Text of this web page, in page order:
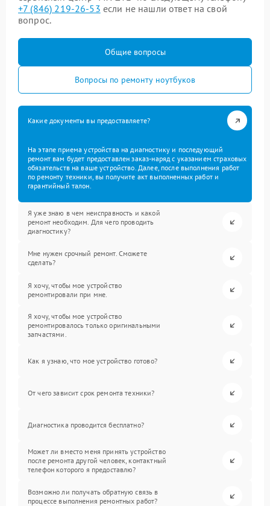
+7 (846) 219-26-53 если не нашли ответ на свой
вопрос.
Общие вопросы
Вопросы по ремонту ноутбуков
Какие документы вы предоставляете?
На этапе приема устройства на диагностику и последующий
ремонт вам будет предоставлен заказ-наряд с указанием страховых
обязательств на ваше устройство. Далее, после выполнения работ
по ремонту техники, вы получите акт выполненных работ и
гарантийный талон.
Я уже знаю в чем неисправность и какой
ремонт необходим. Для чего проводить
диагностику?
Мне нужен срочный ремонт. Сможете
сделать?
Я хочу, чтобы мое устройство
ремонтировали при мне.
Я хочу, чтобы мое устройство
ремонтировалось только оригинальными
запчастями.
Как я узнаю, что мое устройство готово?
От чего зависит срок ремонта техники?
Диагностика проводится бесплатно?
Может ли вместо меня принять устройство
после ремонта другой человек, контактный
телефон которого я предоставлю?
Возможно ли получать обратную связь в
процессе выполнения ремонтных работ?